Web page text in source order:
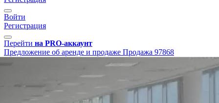
Войти
Регистрация
Перейти на PRO-аккаунт
Предложение об аренде и продаже Продажа 97868